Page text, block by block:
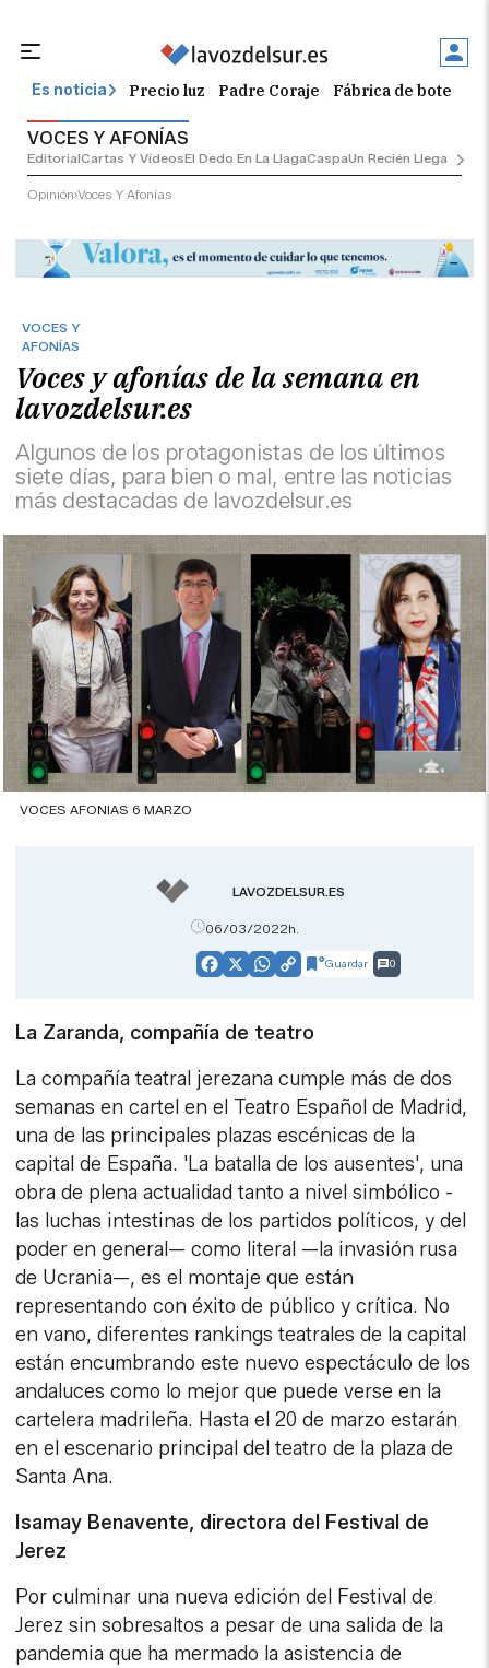
Es noticia Precio luz Padre Coraje Fábrica de botellas
VOCES Y AFONÍAS
EditorialCartas Y VídeosEl Dedo En La LlagaCaspaUn Recién Llegado
Opinión Voces Y Afonías
VOCES Y
AFONÍAS
Voces y afonías de la semana en
lavozdelsur.es
Algunos de los protagonistas de los últimos
siete días, para bien o mal, entre las noticias
más destacadas de lavozdelsur.es
VOCES AFONIAS 6 MARZO
LAVOZDELSUR.ES
06/03/2022h.
Facebook
X WhatsApp
CopyGuardar 0
La Zaranda, compañía de teatro
La compañía teatral jerezana cumple más de dos
semanas en cartel en el Teatro Español de Madrid,
una de las principales plazas escénicas de la
capital de España. 'La batalla de los ausentes', una
obra de plena actualidad tanto a nivel simbólico -
las luchas intestinas de los partidos políticos, y del
poder en general— como literal —la invasión rusa
de Ucrania—, es el montaje que están
representando con éxito de público y crítica. No
en vano, diferentes rankings teatrales de la capital
están encumbrando este nuevo espectáculo de los
andaluces como lo mejor que puede verse en la
cartelera madrileña. Hasta el 20 de marzo estarán
en el escenario principal del teatro de la plaza de
Santa Ana.
Isamay Benavente, directora del Festival de
Jerez
Por culminar una nueva edición del Festival de
Jerez sin sobresaltos a pesar de una salida de la
pandemia que ha mermado la asistencia de